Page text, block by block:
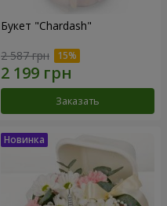
Букет "Chardash"
2 587 грн
Заказать